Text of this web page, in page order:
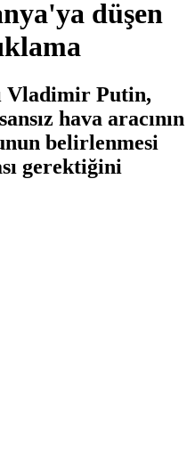
düşen
Vladimir Putin,
hava aracının
belirlenmesi
gerektiğini